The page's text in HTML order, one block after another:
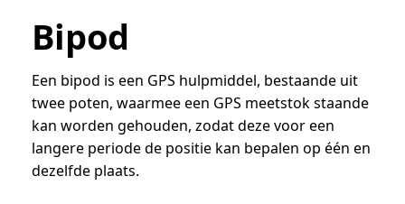
Bipod
Een bipod is een GPS hulpmiddel, bestaande uit
twee poten, waarmee een GPS meetstok staande
kan worden gehouden, zodat deze voor een
langere periode de positie kan bepalen op één en
dezelfde plaats.